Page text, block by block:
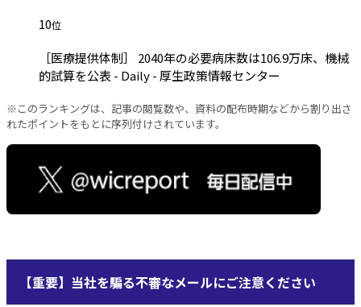
10位
［医療提供体制］ 2040年の必要病床数は106.9万床、機械
的試算を公表 - Daily - 厚生政策情報センター
※このランキングは、記事の閲覧数や、資料の配布時期などから割り出さ
れたポイントをもとに序列付けされています。
【重要】当社を騙る不審なメールにご注意ください